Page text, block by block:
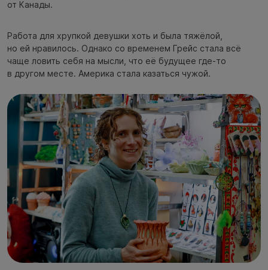
от Канады.
Работа для хрупкой девушки хоть и была тяжёлой,
но ей нравилось. Однако со временем Грейс стала всё
чаще ловить себя на мысли, что её будущее где-то
в другом месте. Америка стала казаться чужой.